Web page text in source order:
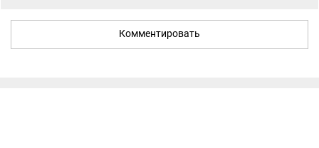
Комментировать